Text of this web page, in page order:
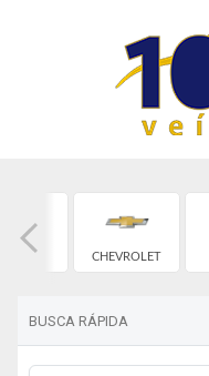
BYD
CHEVROLET
BUSCA RÁPIDA